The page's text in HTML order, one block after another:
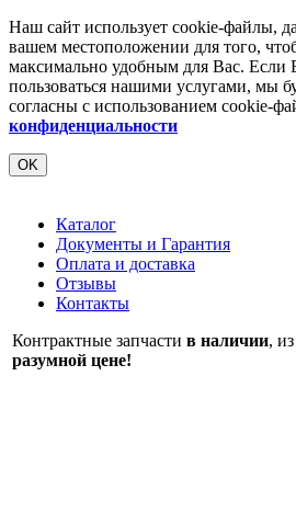
Наш сайт использует cookie-файлы,
вашем местоположении для того,
максимально удобным для Вас. Если
пользоваться нашими услугами, мы
согласны с использованием cookie-
конфиденциальности
OK
Каталог
Документы и Гарантия
Оплата и доставка
Отзывы
Контакты
Контрактные запчасти в наличии,
разумной цене!